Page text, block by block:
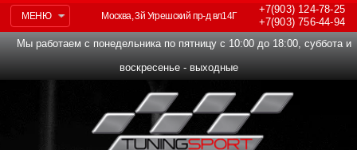
МЕНЮ
+7(903)124-78-25
+7(903)756-44-94
Москва, 3й Угрешский пр-д вл14Г
Мы работаем с понедельника по пятницу с 10:00 до 18:00, суббота и
воскресенье - выходные